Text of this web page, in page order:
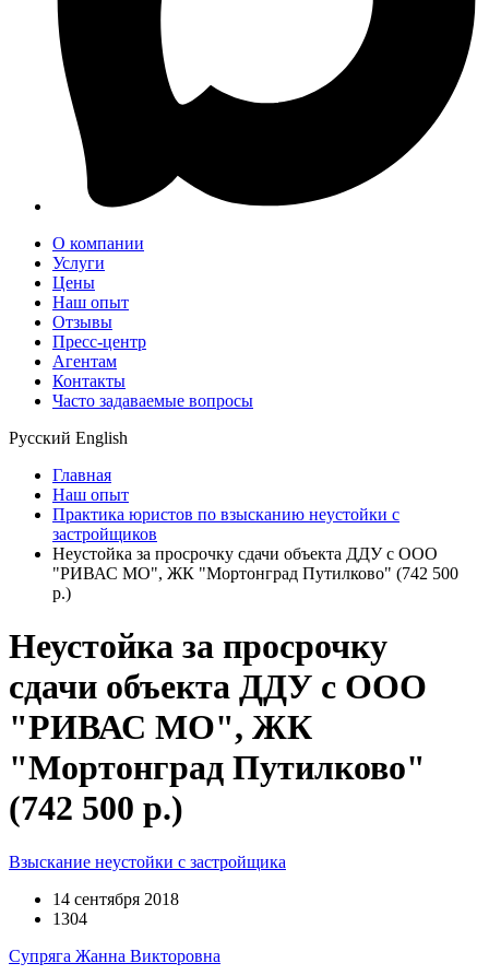
О компании
Услуги
Цены
Наш опыт
Отзывы
Пресс-центр
Агентам
Контакты
Часто задаваемые вопросы
Русский English
Главная
Наш опыт
Практика юристов по взысканию неустойки с
застройщиков
Неустойка за просрочку сдачи объекта ДДУ с ООО
"РИВАС МО", ЖК "Мортонград Путилково" (742 500
р.)
Неустойка за просрочку
сдачи объекта ДДУ с ООО
"РИВАС МО", ЖК
"Мортонград Путилково"
(742 500 р.)
Взыскание неустойки с застройщика
14 сентября 2018
1304
Супряга Жанна Викторовна